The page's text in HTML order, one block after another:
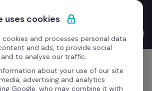
with the CEO: Bernat Farrero
tua lingua. Letteralmente, grazie all'IA.
Comincia gratis
uses cookies
cookies and processes personal data
and ads, to provide social
to analyse our traffic.
about your use of our site
advertising and analytics
Google, who may combine it with